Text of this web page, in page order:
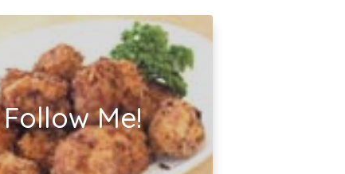
Follow Me!